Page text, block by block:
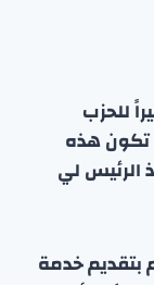
للحزب
تكون هذه
الرئيس لي
بتقديم خدمة